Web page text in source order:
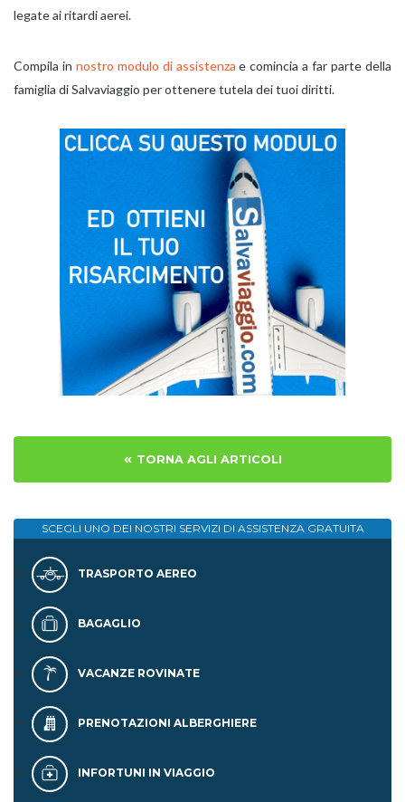
legate ai ritardi aerei.
Compila in nostro modulo di assistenza e comincia a far parte della
famiglia di Salvaviaggio per ottenere tutela dei tuoi diritti.
« TORNA AGLI ARTICOLI
SCEGLI UNO DEI NOSTRI SERVIZI DI ASSISTENZA GRATUITA
TRASPORTO AEREO
BAGAGLIO
VACANZE ROVINATE
PRENOTAZIONI ALBERGHIERE
INFORTUNI IN VIAGGIO